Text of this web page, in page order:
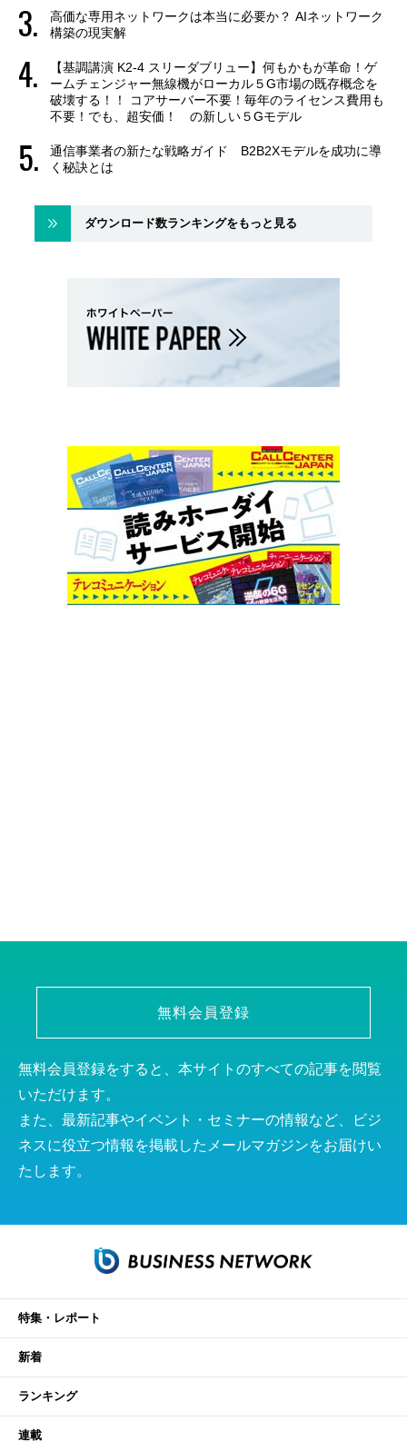
高価な専用ネットワークは本当に必要か？ AIネットワーク
構築の現実解
【基調講演 K2-4 スリーダブリュー】何もかもが革命！ゲ
ームチェンジャー無線機がローカル５G市場の既存概念を
破壊する！！ コアサーバー不要！毎年のライセンス費用も
不要！でも、超安価！ の新しい５Gモデル
通信事業者の新たな戦略ガイド B2B2Xモデルを成功に導
く秘訣とは
ダウンロード数ランキングをもっと見る
無料会員登録
無料会員登録をすると、本サイトのすべての記事を閲覧
いただけます。
また、最新記事やイベント・セミナーの情報など、ビジ
ネスに役立つ情報を掲載したメールマガジンをお届けい
たします。
特集・レポート
新着
ランキング
連載